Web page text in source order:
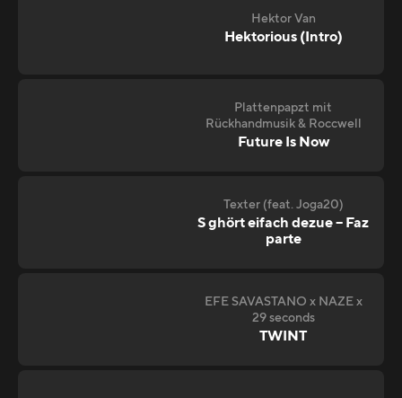
Hektor Van
Hektorious (Intro)
Plattenpapzt mit
Rückhandmusik & Roccwell
Future Is Now
Texter (feat. Joga20)
S ghört eifach dezue – Faz
parte
EFE SAVASTANO x NAZE x
29 seconds
TWINT